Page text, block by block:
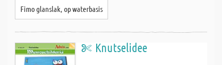
Fimo glanslak, op waterbasis
Knutselidee